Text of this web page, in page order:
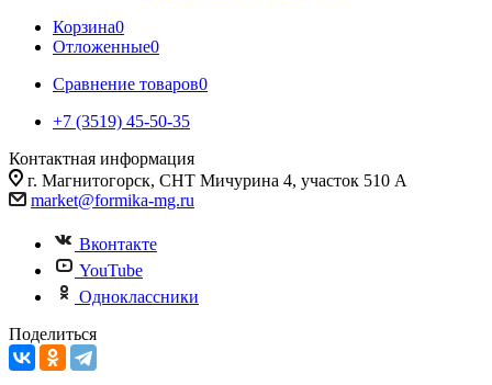
Корзина0
Отложенные0
Сравнение товаров0
+7 (3519) 45-50-35
Контактная информация
г. Магнитогорск, СНТ Мичурина 4, участок 510 А
market@formika-mg.ru
Вконтакте
YouTube
Одноклассники
Поделиться